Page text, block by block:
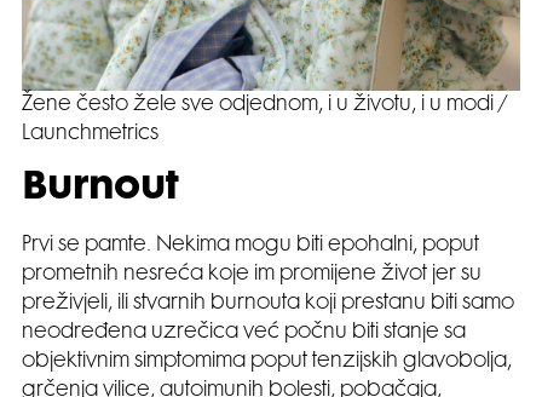
Žene često žele sve odjednom, i u životu, i u modi /
Launchmetrics
Burnout
Prvi se pamte. Nekima mogu biti epohalni, poput
prometnih nesreća koje im promijene život jer su
preživjeli, ili stvarnih burnouta koji prestanu biti samo
neodređena uzrečica već počnu biti stanje sa
objektivnim simptomima poput tenzijskih glavobolja,
grčenja vilice, autoimunih bolesti, pobačaja,